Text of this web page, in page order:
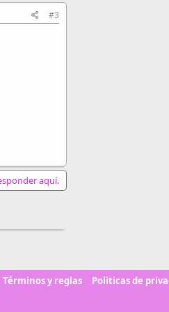
#3
aquí.
Términos y reglas Politicas de